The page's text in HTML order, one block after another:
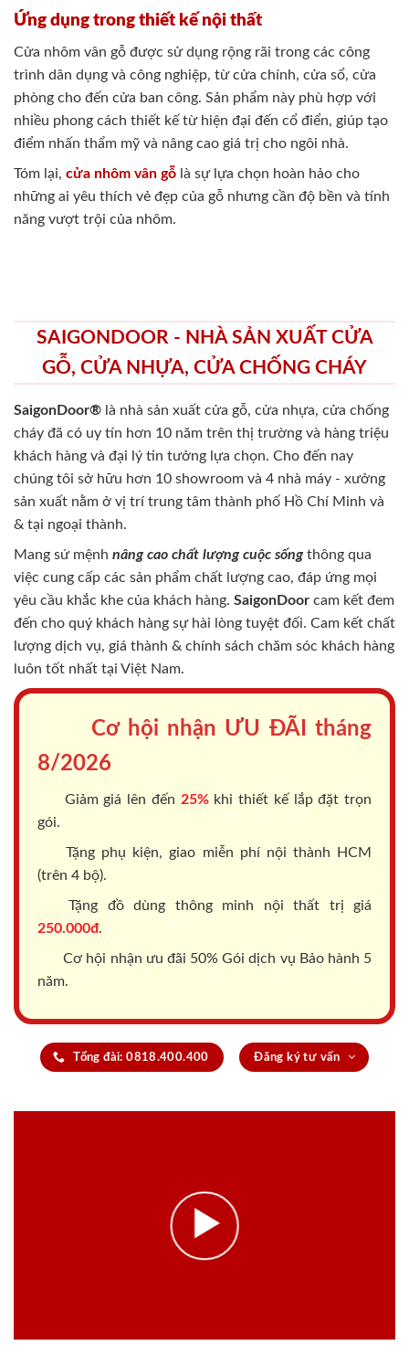
Ứng dụng trong thiết kế nội thất
Cửa nhôm vân gỗ được sử dụng rộng rãi trong các công
trình dân dụng và công nghiệp, từ cửa chính, cửa sổ, cửa
phòng cho đến cửa ban công. Sản phẩm này phù hợp với
nhiều phong cách thiết kế từ hiện đại đến cổ điển, giúp tạo
điểm nhấn thẩm mỹ và nâng cao giá trị cho ngôi nhà.
Tóm lại, cửa nhôm vân gỗ là sự lựa chọn hoàn hảo cho
những ai yêu thích vẻ đẹp của gỗ nhưng cần độ bền và tính
năng vượt trội của nhôm.
SAIGONDOOR - NHÀ SẢN XUẤT CỬA
GỖ, CỬA NHỰA, CỬA CHỐNG CHÁY
SaigonDoor® là nhà sản xuất cửa gỗ, cửa nhựa, cửa chống
cháy đã có uy tín hơn 10 năm trên thị trường và hàng triệu
khách hàng và đại lý tin tưởng lựa chọn. Cho đến nay
chúng tôi sở hữu hơn 10 showroom và 4 nhà máy - xưởng
sản xuất nằm ở vị trí trung tâm thành phố Hồ Chí Minh và
& tại ngoại thành.
Mang sứ mệnh nâng cao chất lượng cuộc sốngthông qua
việc cung cấp các sản phẩm chất lượng cao, đáp ứng mọi
yêu cầu khắc khe của khách hàng. SaigonDoor cam kết đem
đến cho quý khách hàng sự hài lòng tuyệt đối. Cam kết chất
lượng dịch vụ, giá thành & chính sách chăm sóc khách hàng
luôn tốt nhất tại Việt Nam.
Cơ hội nhận ƯU ĐÃI tháng
8/2026
Giảm giá lên đến 25%khi thiết kế lắp đặt trọn
gói.
Tặng phụ kiện, giao miễn phí nội thành HCM
(trên 4 bộ).
Tặng đồ dùng thông minh nội thất trị giá
250.000đ.
Cơ hội nhận ưu đãi 50% Gói dịch vụ Bảo hành 5
năm.
Tổng đài: 0818.400.400 Đăng ký tư vấn